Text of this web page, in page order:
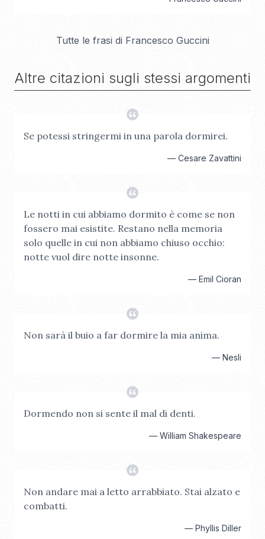
Tutte le frasi di Francesco Guccini
Altre citazioni sugli stessi argomenti
Se potessi stringermi in una parola dormirei.
— Cesare Zavattini
Le notti in cui abbiamo dormito è come se non
fossero mai esistite. Restano nella memoria
solo quelle in cui non abbiamo chiuso occhio:
notte vuol dire notte insonne.
— Emil Cioran
Non sarà il buio a far dormire la mia anima.
— Nesli
Dormendo non si sente il mal di denti.
— William Shakespeare
Non andare mai a letto arrabbiato. Stai alzato e
combatti.
— Phyllis Diller